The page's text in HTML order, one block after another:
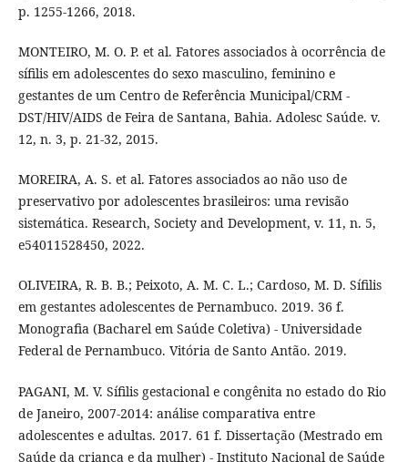
p. 1255-1266, 2018.
MONTEIRO, M. O. P. et al. Fatores associados à ocorrência de
sífilis em adolescentes do sexo masculino, feminino e
gestantes de um Centro de Referência Municipal/CRM -
DST/HIV/AIDS de Feira de Santana, Bahia. Adolesc Saúde. v.
12, n. 3, p. 21-32, 2015.
MOREIRA, A. S. et al. Fatores associados ao não uso de
preservativo por adolescentes brasileiros: uma revisão
sistemática. Research, Society and Development, v. 11, n. 5,
e54011528450, 2022.
OLIVEIRA, R. B. B.; Peixoto, A. M. C. L.; Cardoso, M. D. Sífilis
em gestantes adolescentes de Pernambuco. 2019. 36 f.
Monografia (Bacharel em Saúde Coletiva) - Universidade
Federal de Pernambuco. Vitória de Santo Antão. 2019.
PAGANI, M. V. Sífilis gestacional e congênita no estado do Rio
de Janeiro, 2007-2014: análise comparativa entre
adolescentes e adultas. 2017. 61 f. Dissertação (Mestrado em
Saúde da criança e da mulher) - Instituto Nacional de Saúde